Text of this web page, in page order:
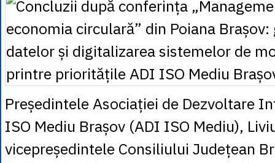
1 UAH= 0.1048
= 5.9383
1 ZAR = 0.2318
Președintele Asociației de Dezvoltare
ISO Mediu Brașov (ADI ISO Mediu),
vicepreședintele Consiliului Județean